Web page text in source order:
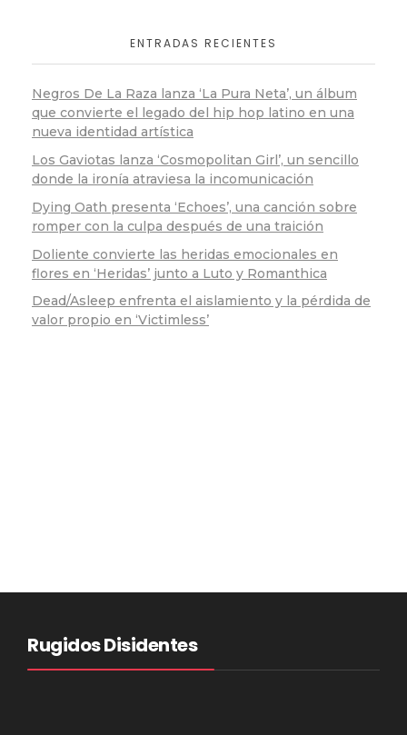
ENTRADAS RECIENTES
Negros De La Raza lanza ‘La Pura Neta’, un álbum
que convierte el legado del hip hop latino en una
nueva identidad artística
Los Gaviotas lanza ‘Cosmopolitan Girl’, un sencillo
donde la ironía atraviesa la incomunicación
Dying Oath presenta ‘Echoes’, una canción sobre
romper con la culpa después de una traición
Doliente convierte las heridas emocionales en
flores en ‘Heridas’ junto a Luto y Romanthica
Dead/Asleep enfrenta el aislamiento y la pérdida de
valor propio en ‘Victimless’
Rugidos Disidentes